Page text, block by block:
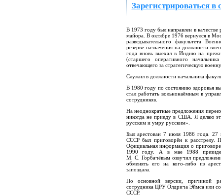
Зарегистрироваться в
В 1973 году был направлен в
майора. В октябре 1976 вернулся в
разведывательного факультета
резерве назначения на должности
года вновь выехал в Индию на
(старшего оперативного
отвечающего за стратегическую
Служил в должности начальника
В 1980 году по состоянию здоровья
стал работать вольнонаёмным в
сотрудников.
На неоднократные предложения
никогда не приеду в США. Я делаю
русским и умру русским».
Был арестован 7 июля 1986 года. 27
СССР был приговорён к расстрелу.
Официальная информация о
1990 году. А в мае 1988
М. С. Горбачёвым озвучил
обменять его на кого-либо из
запоздала.
По основной версии, причиной
сотрудника ЦРУ Олдрича Эймса или
СССР.